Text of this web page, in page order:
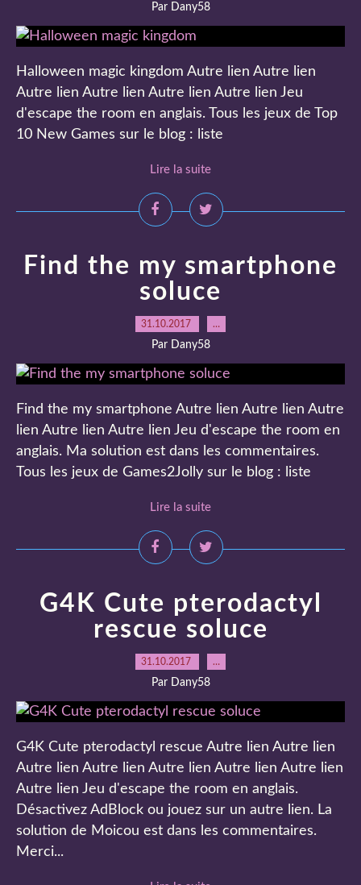
Par Dany58
Halloween magic kingdom Autre lien Autre lien
Autre lien Autre lien Autre lien Autre lien Jeu
d'escape the room en anglais. Tous les jeux de Top
10 New Games sur le blog : liste
Lire la suite
Find the my smartphone
soluce
31.10.2017 …
Par Dany58
Find the my smartphone Autre lien Autre lien Autre
lien Autre lien Autre lien Jeu d'escape the room en
anglais. Ma solution est dans les commentaires.
Tous les jeux de Games2Jolly sur le blog : liste
Lire la suite
G4K Cute pterodactyl
rescue soluce
31.10.2017 …
Par Dany58
G4K Cute pterodactyl rescue Autre lien Autre lien
Autre lien Autre lien Autre lien Autre lien Autre lien
Autre lien Jeu d'escape the room en anglais.
Désactivez AdBlock ou jouez sur un autre lien. La
solution de Moicou est dans les commentaires.
Merci...